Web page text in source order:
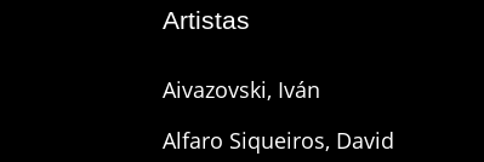
Artistas
Aivazovski, Iván
Alfaro Siqueiros, David